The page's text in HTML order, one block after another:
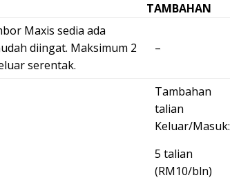
TAMBAHAN
Maxis sedia ada
diingat. Maksimum 2
serentak.
–
Tambahan
talian
Keluar/Masuk:
5 talian
(RM10/bln)